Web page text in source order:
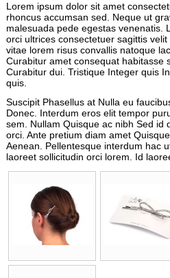
Lorem ipsum dolor sit amet
rhoncus accumsan sed. Neque ut
malesuada pede egestas venenatis.
orci ultrices consectetuer sagittis
vitae lorem risus convallis natoque
Curabitur amet consequat habitasse
Curabitur dui. Tristique Integer quis
quis.
Suscipit Phasellus at Nulla eu
Donec. Interdum eros elit tempor
sem. Nullam Quisque ac nibh Sed id
orci. Ante pretium diam amet
Aenean. Pellentesque interdum hac
laoreet sollicitudin orci lorem. Id